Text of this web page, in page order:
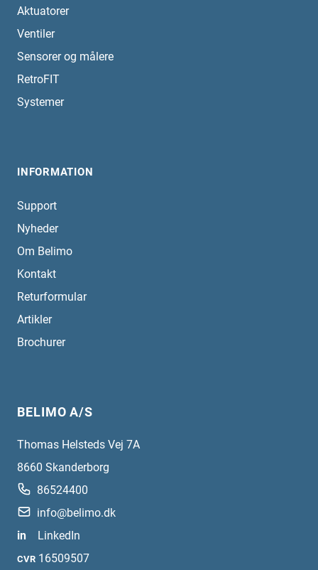
Aktuatorer
Ventiler
Sensorer og målere
RetroFIT
Systemer
INFORMATION
Support
Nyheder
Om Belimo
Kontakt
Returformular
Artikler
Brochurer
BELIMO A/S
Thomas Helsteds Vej 7A
8660 Skanderborg
86524400
info@belimo.dk
in
LinkedIn
CVR 16509507